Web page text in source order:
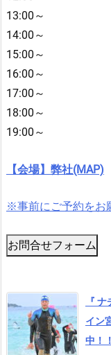
13:00～
14:00～
15:00～
16:00～
17:00～
18:00～
19:00～
【会場】弊社(MAP)
※事前にご予約をお
お問合せフォーム
『
イン
中！！